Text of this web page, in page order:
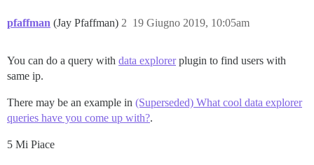
pfaffman (Jay Pfaffman) 19 Giugno 2019, 10:05am
2
You can do a query with data explorerplugin to find users with
same ip.
There may be an example in (Superseded) What cool data explorer
queries have you come up with?.
5 Mi Piace